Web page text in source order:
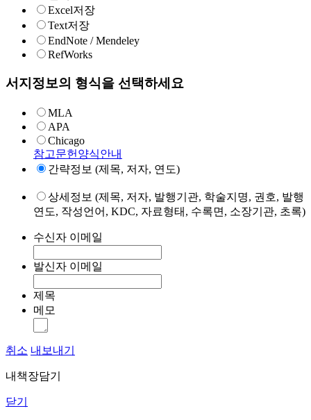
Excel저장
Text저장
EndNote / Mendeley
RefWorks
서지정보의 형식을 선택하세요
MLA
APA
Chicago
참고문헌양식안내
간략정보 (제목, 저자, 연도)
상세정보 (제목, 저자, 발행기관, 학술지명, 권호, 발행
연도, 작성언어, KDC, 자료형태, 수록면, 소장기관, 초록)
수신자 이메일
발신자 이메일
제목
메모
취소 내보내기
내책장담기
닫기